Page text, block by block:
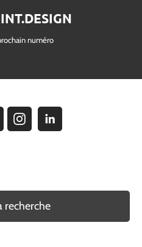
numéro
recherche